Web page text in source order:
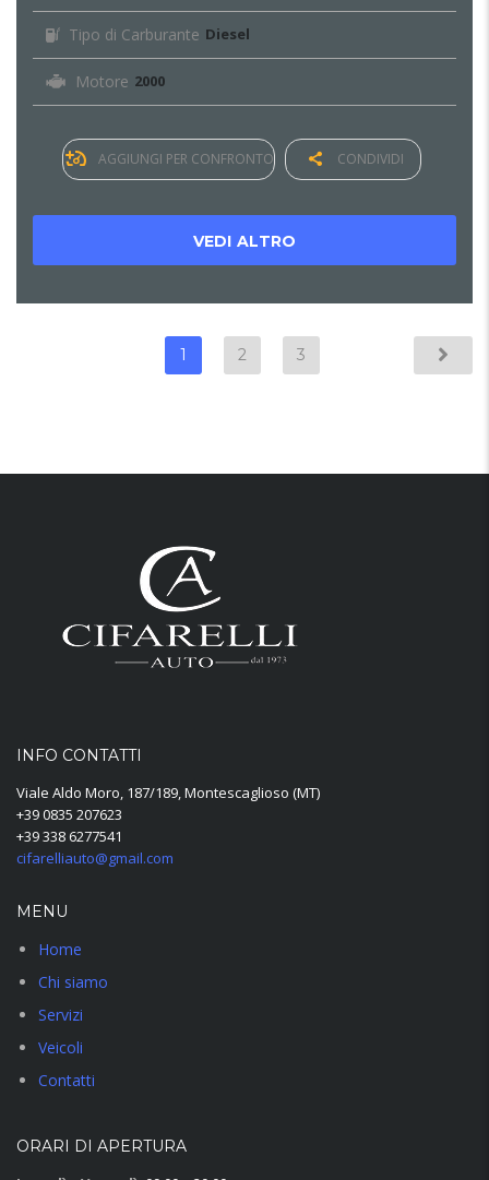
Tipo di Carburante Diesel
Motore 2000
AGGIUNGI PER CONFRONTO CONDIVIDI
VEDI ALTRO
1 2 3
INFO CONTATTI
Viale Aldo Moro, 187/189, Montescaglioso (MT)
+39 0835 207623
+39 338 6277541
cifarelliauto@gmail.com
MENU
Home
Chi siamo
Servizi
Veicoli
Contatti
ORARI DI APERTURA